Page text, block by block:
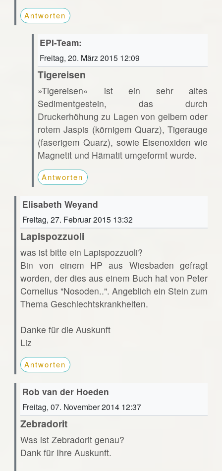
Antworten
EPI-Team:
Freitag, 20. März 2015 12:09
Tigereisen
»Tigereisen« ist ein sehr altes
Sedimentgestein, das durch
Druckerhöhung zu Lagen von gelbem oder
rotem Jaspis (körnigem Quarz), Tigerauge
(faserigem Quarz), sowie Eisenoxiden wie
Magnetit und Hämatit umgeformt wurde.
Antworten
Elisabeth Weyand
Freitag, 27. Februar 2015 13:32
Lapispozzuoli
was ist bitte ein Lapispozzuoli?
Bin von einem HP aus Wiesbaden gefragt
worden, der dies aus einem Buch hat von Peter
Cornelius "Nosoden..". Angeblich ein Stein zum
Thema Geschlechtskrankheiten.
Danke für die Auskunft
Liz
Antworten
Rob van der Hoeden
Freitag, 07. November 2014 12:37
Zebradorit
Was ist Zebradorit genau?
Dank für Ihre Auskunft.